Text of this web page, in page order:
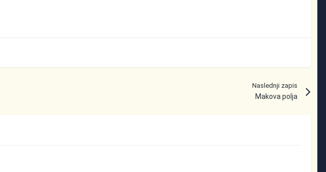
Naslednji zapis
Makova polja